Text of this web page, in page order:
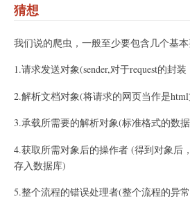
猜想
我们说的爬虫，一般至少要包含几个基本
1.请求发送对象(sender,对于request的封
2.解析文档对象(将请求的网页当作是
3.承载所需要的解析对象(标准格式的数
4.获取所需对象后的操作者 (得到对象后
存入数据库)
5.整个流程的错误处理者(整个流程的异